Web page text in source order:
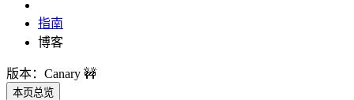
指南
博客
版本：Canary 🚧
本页总览